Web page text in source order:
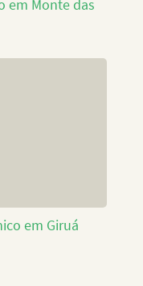
em Monte das
em Giruá